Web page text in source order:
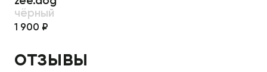
чёрный
1 900 ₽
отзывы